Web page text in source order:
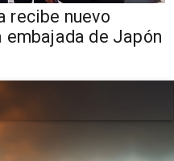
recibe nuevo
de Japón